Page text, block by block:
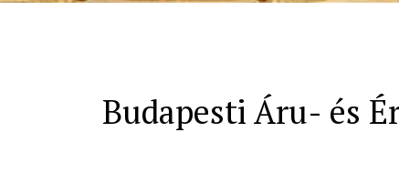
Budapesti Áru- és